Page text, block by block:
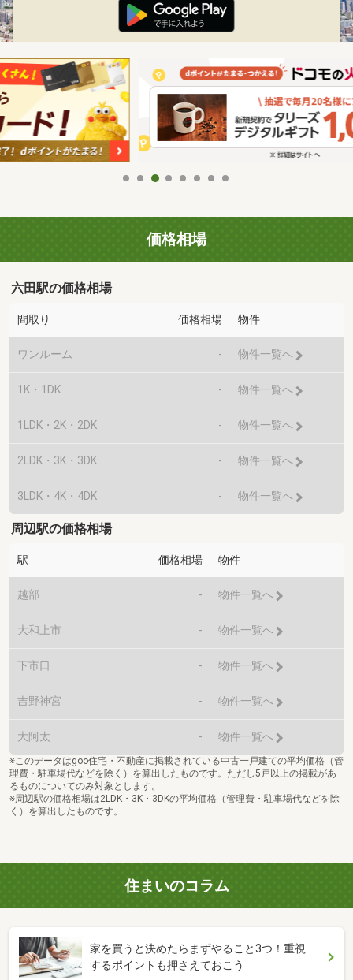
価格相場
六田駅の価格相場
間取り 価格相場 物件
ワンルーム - 物件一覧へ
1K・1DK - 物件一覧へ
1LDK・2K・2DK - 物件一覧へ
2LDK・3K・3DK - 物件一覧へ
3LDK・4K・4DK - 物件一覧へ
周辺駅の価格相場
駅 価格相場 物件
越部 - 物件一覧へ
大和上市 - 物件一覧へ
下市口 - 物件一覧へ
吉野神宮 - 物件一覧へ
大阿太 - 物件一覧へ
※このデータはgoo住宅・不動産に掲載されている中古一戸建ての平均価格（管
理費・駐車場代などを除く）を算出したものです。ただし5戸以上の掲載があ
るものについてのみ対象とします。
※周辺駅の価格相場は2LDK・3K・3DKの平均価格（管理費・駐車場代などを除
く）を算出したものです。
住まいのコラム
家を買うと決めたらまずやること3つ！重視
するポイントも押さえておこう